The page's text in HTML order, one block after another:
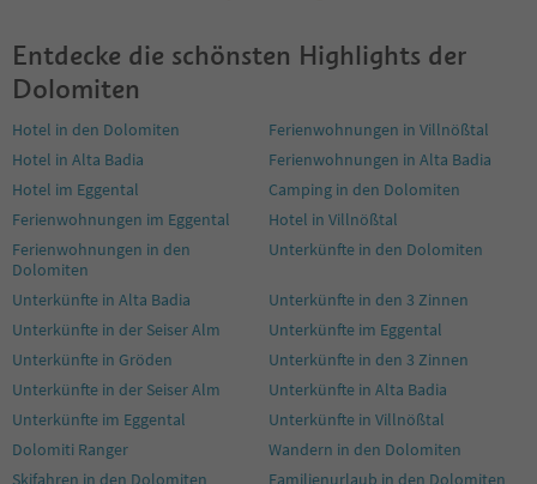
35
36
37
38
39
40
41
42
43
44
46
47
48
49
51
52
53
Entdecke die schönsten Highlights der
Dolomiten
Hotel in den Dolomiten
Ferienwohnungen in Villnößtal
Hotel in Alta Badia
Ferienwohnungen in Alta Badia
Hotel im Eggental
Camping in den Dolomiten
Ferienwohnungen im Eggental
Hotel in Villnößtal
Ferienwohnungen in den
Dolomiten
Unterkünfte in den Dolomiten
Unterkünfte in Alta Badia
Unterkünfte in den 3 Zinnen
Unterkünfte in der Seiser Alm
Unterkünfte im Eggental
Unterkünfte in Gröden
Unterkünfte in den 3 Zinnen
Unterkünfte in der Seiser Alm
Unterkünfte in Alta Badia
Unterkünfte im Eggental
Unterkünfte in Villnößtal
Dolomiti Ranger
Wandern in den Dolomiten
Skifahren in den Dolomiten
Familienurlaub in den Dolomiten